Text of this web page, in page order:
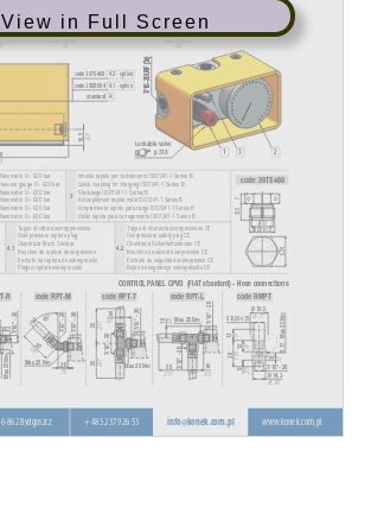
View in Full Screen